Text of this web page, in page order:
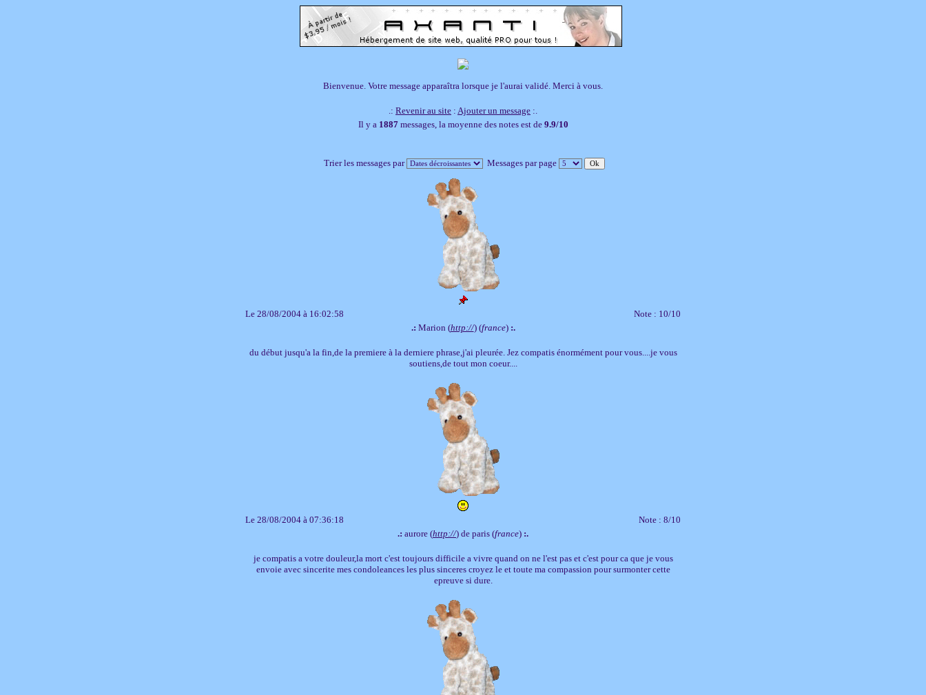
Bienvenue. Votre message apparaîtra lorsque je l'aurai validé. Merci à vous.
.: Revenir au site : Ajouter un message :.
Il y a 1887messages, la moyenne des notes est de 9.9/10
Trier les messages par Messages par page
Le 28/08/2004 à 16:02:58
Note : 10/10
.: Marion (http://) (france) :.
du début jusqu'a la fin,de la premiere à la derniere phrase,j'ai pleurée. Jez compatis énormément pour vous....je vous
soutiens,de tout mon coeur....
Le 28/08/2004 à 07:36:18
Note : 8/10
.: aurore (http://) de paris (france) :.
je compatis a votre douleur,la mort c'est toujours difficile a vivre quand on ne l'est pas et c'est pour ca que je vous
envoie avec sincerite mes condoleances les plus sinceres croyez le et toute ma compassion pour surmonter cette
epreuve si dure.